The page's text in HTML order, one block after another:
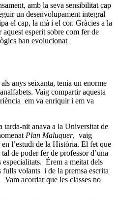
amb la seva sensibilitat cap
un desenvolupament integral
el cap, la mà i el cor. Gràcies a la
esperit sobre com fer de
han evolucionat
anys seixanta, tenia un enorme
Vaig compartir aquesta
em va enriquir i em va
tarda-nit anava a la Universitat de
Plan Maluquer, vaig
l’estudi de la Història. El fet que
de poder fer de professor d’una
especialitats. Érem a meitat dels
fulls volants i de la premsa escrita
Vam acordar que les classes no